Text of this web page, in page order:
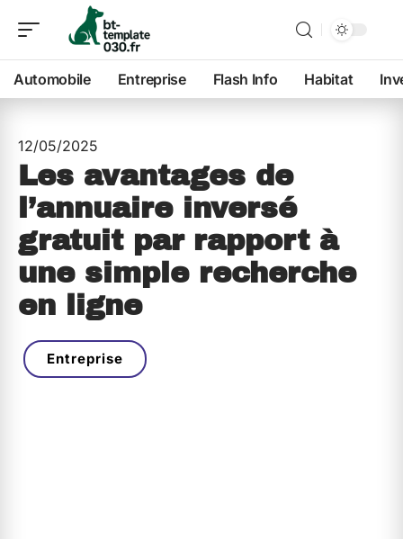
Automobile Entreprise Flash Info Habitat
12/05/2025
Les avantages de
l’annuaire inversé
gratuit par rapport à
une simple recherche
en ligne
Entreprise